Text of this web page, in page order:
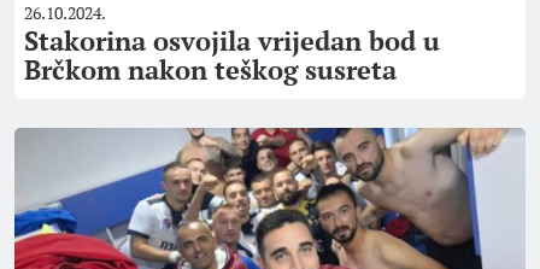
26.10.2024.
Stakorina osvojila vrijedan bod u
Brčkom nakon teškog susreta